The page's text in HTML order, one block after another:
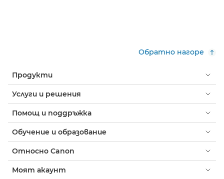
Обратно нагоре
Продукти
Услуги и решения
Помощ и поддръжка
Обучение и образование
Относно Canon
Моят акаунт